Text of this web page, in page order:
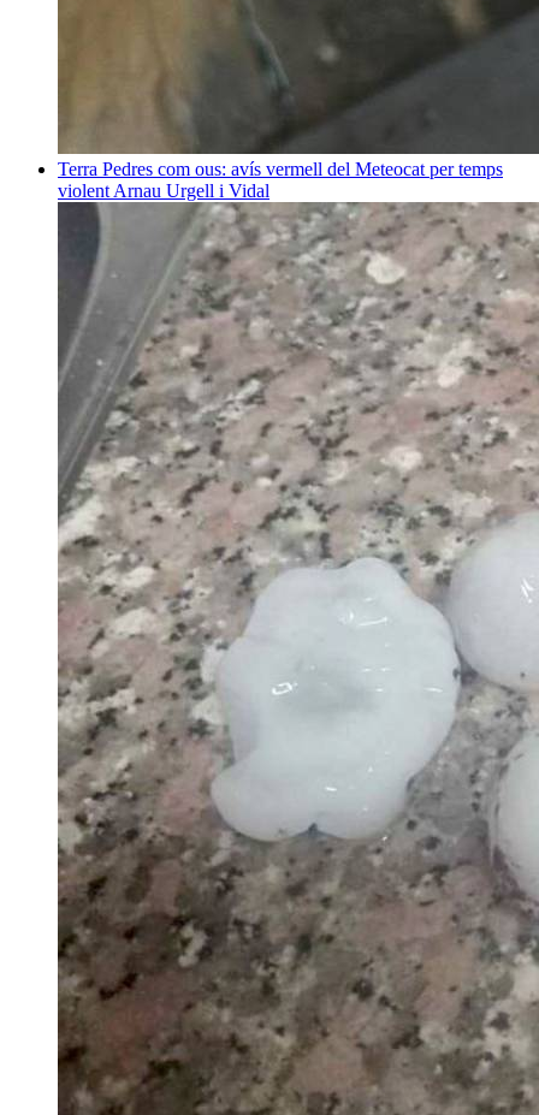
Terra Pedres com ous: avís vermell del Meteocat per temps
violent Arnau Urgell i Vidal